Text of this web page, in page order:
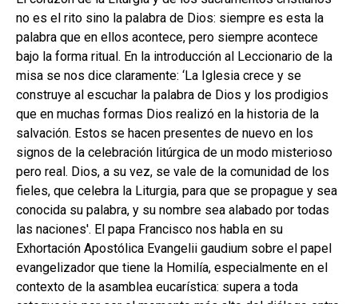
hijo
MI CUENTA
BUSCAR
CAT
ESP
no es el rito sino la palabra de Dios: siempre es esta la
palabra que en ellos acontece, pero siempre acontece
bajo la forma ritual. En la introducción al Leccionario de la
misa se nos dice claramente: ‘La Iglesia crece y se
construye al escuchar la palabra de Dios y los prodigios
que en muchas formas Dios realizó en la historia de la
salvación. Estos se hacen presentes de nuevo en los
signos de la celebración litúrgica de un modo misterioso
pero real. Dios, a su vez, se vale de la comunidad de los
fieles, que celebra la Liturgia, para que se propague y sea
conocida su palabra, y su nombre sea alabado por todas
las naciones'. El papa Francisco nos habla en su
Exhortación Apostólica Evangelii gaudium sobre el papel
evangelizador que tiene la Homilía, especialmente en el
contexto de la asamblea eucarística: supera a toda